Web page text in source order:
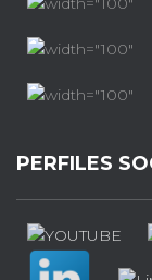
PERFILES